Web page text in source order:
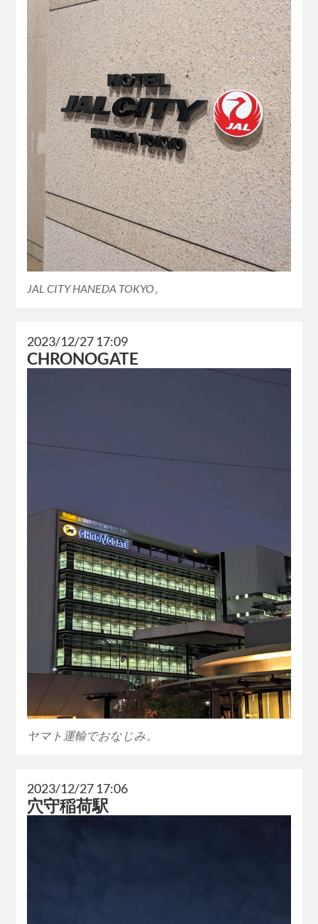
JAL CITY HANEDA TOKYO。
2023/12/27 17:09
CHRONOGATE
ヤマト運輸でおなじみ。
2023/12/27 17:06
穴守稲荷駅